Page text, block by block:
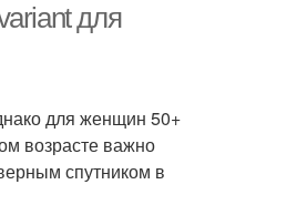
для
для женщин 50+
возрасте важно
спутником в